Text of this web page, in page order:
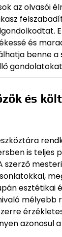
az olvasói
és
benne a
és
is teljes
szerző
esztétikai
mélyebb
azonosul